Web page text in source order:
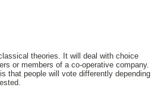
theories. It will deal with choice
or members of a co-operative company.
that people will vote differently depending